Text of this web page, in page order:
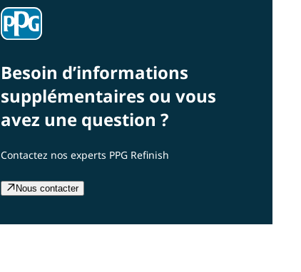
Besoin d’informations
supplémentaires ou vous
avez une question ?
Contactez nos experts PPG Refinish
Nous contacter